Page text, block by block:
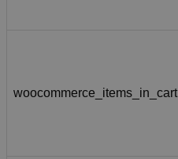
woocommerce_items_in_cart